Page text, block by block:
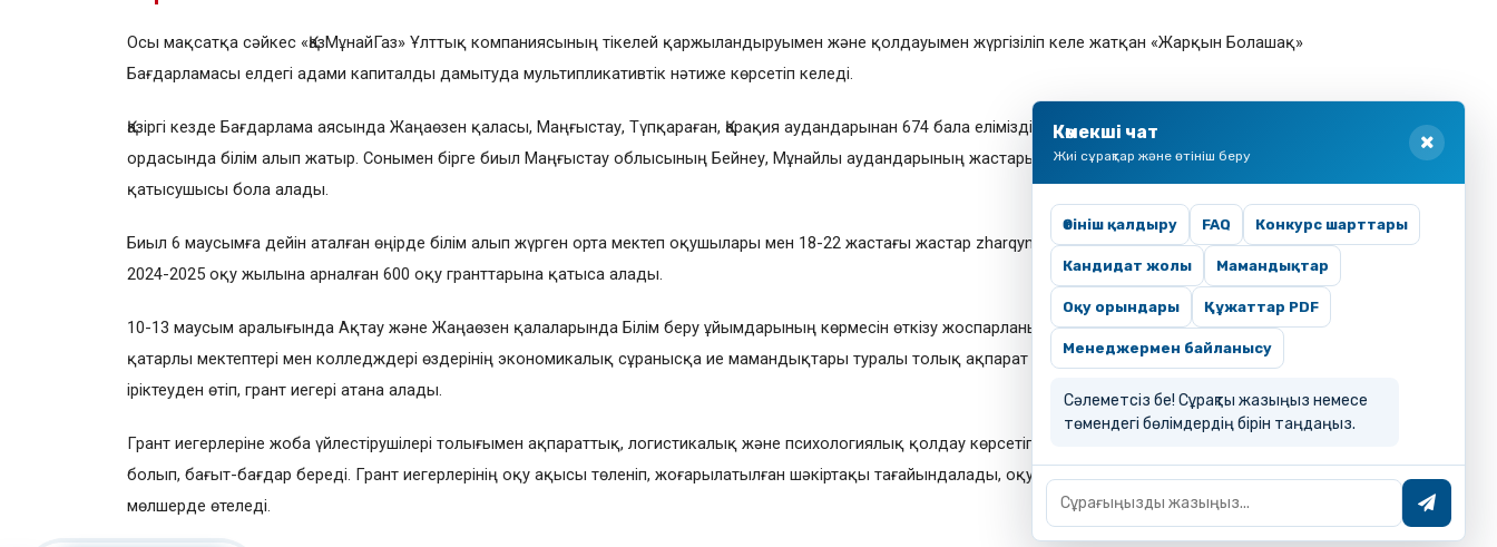
Осы мақсатқа сәйкес «ҚазМұнайГаз» Ұлттық компаниясының тікелей қаржыландыруымен және қолдауымен жүргізіліп келе жатқан «Жарқын Болашақ»
Бағдарламасы елдегі адами капиталды дамытуда мультипликативтік нәтиже көрсетіп келеді.
Қазіргі кезде Бағдарлама аясында Жаңаөзен қаласы, Маңғыстау, Түпқараған, Қарақия аудандарынан 674 бала еліміздің 11 өңірінде орналасқан 56 білім
ордасында білім алып жатыр. Сонымен бірге биыл Маңғыстау облысының Бейнеу, Мұнайлы аудандарының жастары да өтініш беріп, Бағдарламаның
қатысушысы бола алады.
Биыл 6 маусымға дейін аталған өңірде білім алып жүрген орта мектеп оқушылары мен 18-22 жастағы жастар zharqynbolashaq.kz сайты арқылы өтініш беріп,
2024-2025 оқу жылына арналған 600 оқу гранттарына қатыса алады.
10-13 маусым аралығында Ақтау және Жаңаөзен қалаларында Білім беру ұйымдарының көрмесін өткізу жоспарланып отыр. Көрмеде еліміздің ең алдыңғы
қатарлы мектептері мен колледждері өздерінің экономикалық сұранысқа ие мамандықтары туралы толық ақпарат ұсынады. Көрме барысында жастар
іріктеуден өтіп, грант иегері атана алады.
Грант иегерлеріне жоба үйлестірушілері толығымен ақпараттық, логистикалық және психологиялық қолдау көрсетіп отырады. Олармен үнемі байланыста
болып, бағыт-бағдар береді. Грант иегерлерінің оқу ақысы төленіп, жоғарылатылған шәкіртақы тағайындалады, оқу демалысындағы жол шығындары белгілі
мөлшерде өтеледі.
2022-2023 «Bilim Foundation» корпоративтік қоры. Барлық құқықтар қорғалған
Көмекші чат
Жиі сұрақтар және өтініш беру
Өтініш қалдыру FAQ Конкурс шарттары
Кандидат жолы Мамандықтар
Оқу орындары Құжаттар PDF
Менеджермен байланысу
Сәлеметсіз бе! Сұрақты жазыңыз немесе
төмендегі бөлімдердің бірін таңдаңыз.